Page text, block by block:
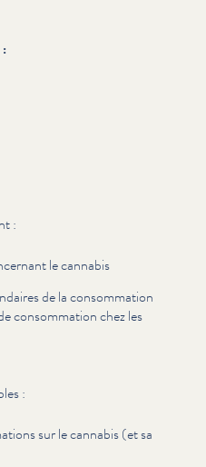
:
:
le cannabis
de la con­som­ma­tion
con­som­ma­tion chez les
:
sur le cannabis (et sa